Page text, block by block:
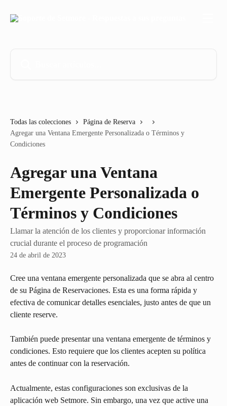
Todas las colecciones
Página de Reserva
Agregar una Ventana Emergente Personalizada o Términos y
Condiciones
Agregar una Ventana
Emergente Personalizada o
Términos y Condiciones
Llamar la atención de los clientes y proporcionar información
crucial durante el proceso de programación
24 de abril de 2023
Cree una ventana emergente personalizada que se abra al centro
de su Página de Reservaciones. Esta es una forma rápida y
efectiva de comunicar detalles esenciales, justo antes de que un
cliente reserve.
También puede presentar una ventana emergente de términos y
condiciones. Esto requiere que los clientes acepten su política
antes de continuar con la reservación.
Actualmente, estas configuraciones son exclusivas de la
aplicación web Setmore. Sin embargo, una vez que active una